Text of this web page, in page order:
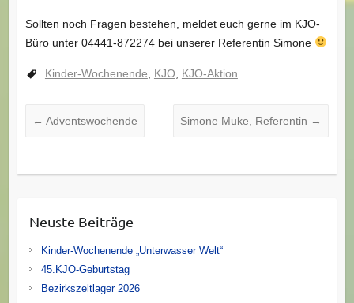
Sollten noch Fragen bestehen, meldet euch gerne im KJO-
Büro unter 04441-872274 bei unserer Referentin Simone
Kinder-Wochenende KJO KJO-Aktion
← Adventswochende Simone Muke, Referentin →
Neuste Beiträge
Kinder-Wochenende „Unterwasser Welt“
45.KJO-Geburtstag
Bezirkszeltlager 2026